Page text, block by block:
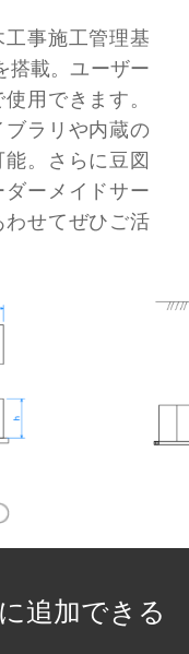
事施工管理基
搭載。ユーザー
用できます。
ラリや内蔵の
。さらに豆図
ーメイドサー
わせてぜひご活
追加できる